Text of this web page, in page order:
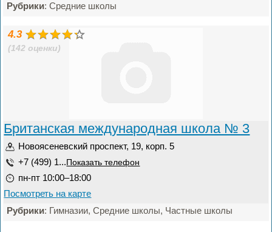
Рубрики: Средние школы
4.3
(142 оценки)
Британская международная школа № 3
Новоясеневский проспект, 19, корп. 5
+7 (499) 1... Показать телефон
пн-пт 10:00–18:00
Посмотреть на карте
Рубрики: Гимназии, Средние школы, Частные школы